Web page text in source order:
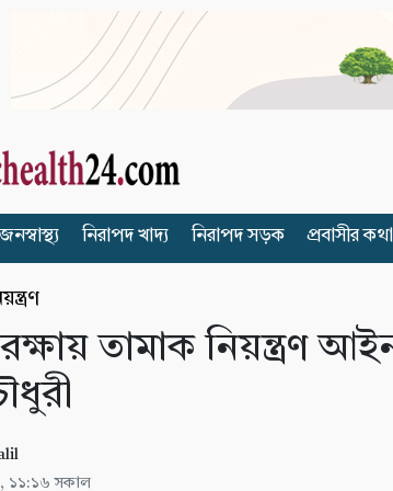
জনস্বাস্থ্য নিরাপদ খাদ্য নিরাপদ সড়ক প্রবাসীর কথা
তামাক নিয়ন্ত্রণ
১১:১৬ সকাল